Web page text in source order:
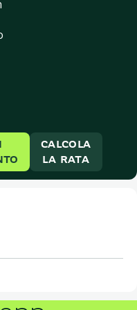
CALCOLA
LA RATA